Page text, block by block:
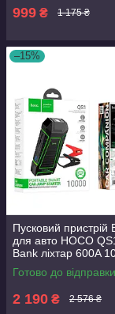
999 ₴ 1 175 ₴
–15%
Пусковий пристрій
для авто HOCO
Bank ліхтар 600A
запуск двигуна
стартер
Готово до відправки
2 190 ₴ 2 576 ₴